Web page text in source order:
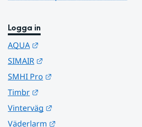
Logga in
AQUA
SIMAIR
SMHI Pro
Timbr
Vinterväg
Väderlarm